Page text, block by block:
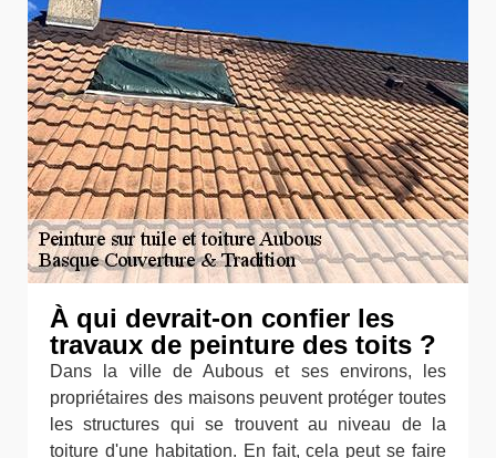
À qui devrait-on confier les
travaux de peinture des toits ?
Dans la ville de Aubous et ses environs, les
propriétaires des maisons peuvent protéger toutes
les structures qui se trouvent au niveau de la
toiture d'une habitation. En fait, cela peut se faire